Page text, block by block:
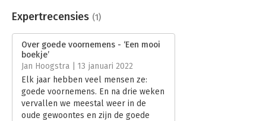
Bestandsformaat:
mp3
Hoofdrubriek:
Persoonlijke effectiviteit
Expertrecensies (1)
Over goede voornemens - ‘Een mooi
boekje’
Jan Hoogstra | 13 januari 2022
Elk jaar hebben veel mensen ze:
goede voornemens. En na drie weken
vervallen we meestal weer in de
oude gewoontes en zijn de goede